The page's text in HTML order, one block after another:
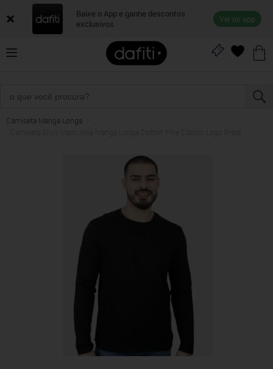
Baixe o App e ganhe descontos
exclusivos
Ver no app
Camiseta Manga Longa